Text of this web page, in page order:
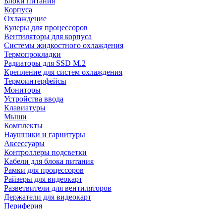
Корпуса
Охлаждение
Кулеры для процессоров
Вентиляторы для корпуса
Системы жидкостного охлаждения
Термопрокладки
Радиаторы для SSD M.2
Крепление для систем охлаждения
Термоинтерфейсы
Мониторы
Устройства ввода
Клавиатуры
Мыши
Комплекты
Наушники и гарнитуры
Аксессуары
Контроллеры подсветки
Кабели для блока питания
Рамки для процессоров
Райзеры для видеокарт
Разветвители для вентиляторов
Держатели для видеокарт
Периферия